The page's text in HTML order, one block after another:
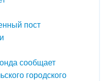
пост
сообщает
городского